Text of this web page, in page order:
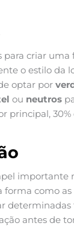
criar
o estilo da
optar por
ou neutros
principal,
importante
como
antes de